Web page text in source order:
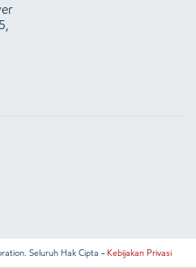
Seluruh Hak Cipta - Kebijakan Privasi